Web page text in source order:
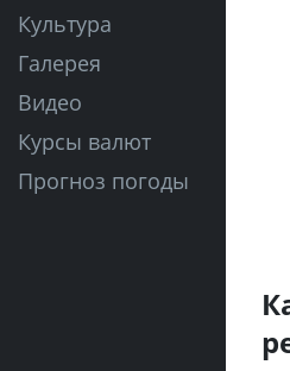
Культура
Галерея
Видео
Курсы валют
Прогноз погоды